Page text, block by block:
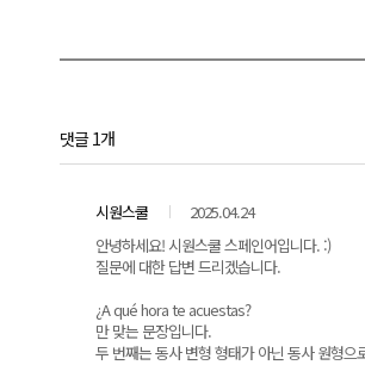
댓글 1개
시원스쿨
2025.04.24
안녕하세요! 시원스쿨 스페인어입니다. :)
질문에 대한 답변 드리겠습니다.
¿A qué hora te acuestas?
만 맞는 문장입니다.
두 번째는 동사 변형 형태가 아닌 동사 원형